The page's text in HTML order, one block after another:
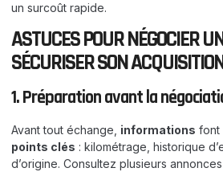
un surcoût rapide.
ASTUCES POUR NÉGOCIER
SÉCURISER SON
1. Préparation avant la
Avant tout échange, informations font
points clés : kilométrage, historique
d’origine. Consultez plusieurs